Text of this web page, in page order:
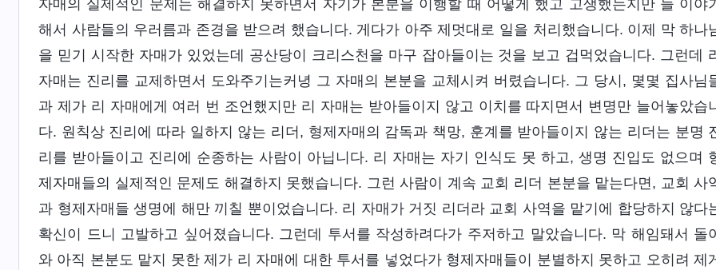
자매의 실제적인 문제는 해결하지 못하면서 자기가 본분을 이행할 때 어떻게 했고 고생했는지만 늘 이야기
해서 사람들의 우러름과 존경을 받으려 했습니다. 게다가 아주 제멋대로 일을 처리했습니다. 이제 막 하나
을 믿기 시작한 자매가 있었는데 공산당이 크리스천을 마구 잡아들이는 것을 보고 겁먹었습니다. 그런데
자매는 진리를 교제하면서 도와주기는커녕 그 자매의 본분을 교체시켜 버렸습니다. 그 당시, 몇몇 집사님
과 제가 리 자매에게 여러 번 조언했지만 리 자매는 받아들이지 않고 이치를 따지면서 변명만 늘어놓았습
다. 원칙상 진리에 따라 일하지 않는 리더, 형제자매의 감독과 책망, 훈계를 받아들이지 않는 리더는 분명
리를 받아들이고 진리에 순종하는 사람이 아닙니다. 리 자매는 자기 인식도 못 하고, 생명 진입도 없으며
제자매들의 실제적인 문제도 해결하지 못했습니다. 그런 사람이 계속 교회 리더 본분을 맡는다면, 교회 사
과 형제자매들 생명에 해만 끼칠 뿐이었습니다. 리 자매가 거짓 리더라 교회 사역을 맡기에 합당하지 않다
확신이 드니 고발하고 싶어졌습니다. 그런데 투서를 작성하려다가 주저하고 말았습니다. 막 해임돼서 돌
와 아직 본분도 맡지 못한 제가 리 자매에 대한 투서를 넣었다가 형제자매들이 분별하지 못하고 오히려 제게